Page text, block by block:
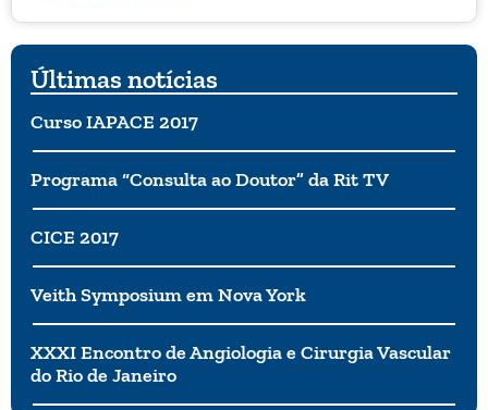
Últimas notícias
Curso IAPACE 2017
Programa “Consulta ao Doutor” da Rit TV
CICE 2017
Veith Symposium em Nova York
XXXI Encontro de Angiologia e Cirurgia Vascular
do Rio de Janeiro